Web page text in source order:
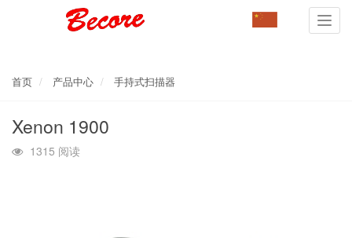
首页 产品中心 手持式扫描器
Xenon 1900
1315 阅读